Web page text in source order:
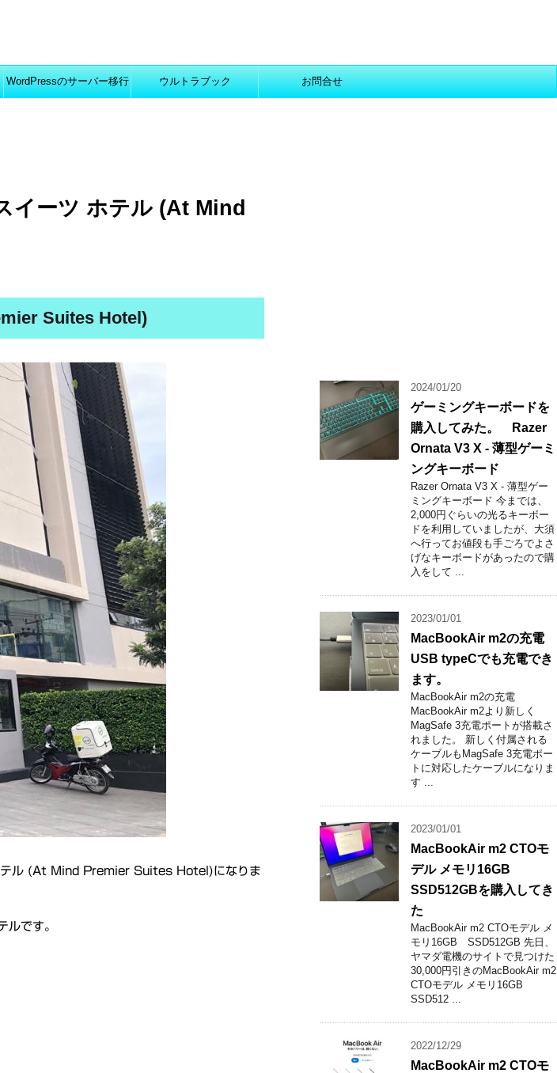
WordPressのサーバー移行 ウルトラブック お問合せ
ーツ ホテル (At Mind
Suites Hotel)
テル (At Mind Premier Suites Hotel)になりま
ルです。
2024/01/20
ゲーミングキーボードを
購入してみた。 Razer
Ornata V3 X - 薄型ゲーミ
ングキーボード
Razer Ornata V3 X - 薄型ゲー
ミングキーボード 今までは、
2,000円ぐらいの光るキーボー
ドを利用していましたが、大須
へ行ってお値段も手ごろでよさ
げなキーボードがあったので購
入をして ...
2023/01/01
MacBookAir m2の充電
USB typeCでも充電でき
ます。
MacBookAir m2の充電
MacBookAir m2より新しく
MagSafe 3充電ポートが搭載さ
れました。 新しく付属される
ケーブルもMagSafe 3充電ポー
トに対応したケーブルになりま
す ...
2023/01/01
MacBookAir m2 CTOモ
デル メモリ16GB
SSD512GBを購入してき
た
MacBookAir m2 CTOモデル メ
モリ16GB SSD512GB 先日、
ヤマダ電機のサイトで見つけた
30,000円引きのMacBookAir m2
CTOモデル メモリ16GB
SSD512 ...
2022/12/29
MacBookAir m2 CTOモ